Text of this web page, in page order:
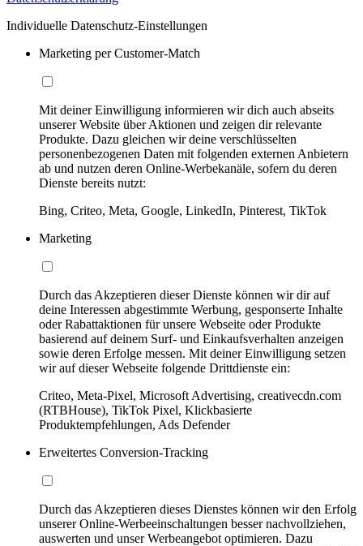
Individuelle Datenschutz-Einstellungen
Marketing per Customer-Match
Mit deiner Einwilligung informieren wir dich auch abseits
unserer Website über Aktionen und zeigen dir relevante
Produkte. Dazu gleichen wir deine verschlüsselten
personenbezogenen Daten mit folgenden externen Anbietern
ab und nutzen deren Online-Werbekanäle, sofern du deren
Dienste bereits nutzt:
Bing, Criteo, Meta, Google, LinkedIn, Pinterest, TikTok
Marketing
Durch das Akzeptieren dieser Dienste können wir dir auf
deine Interessen abgestimmte Werbung, gesponserte Inhalte
oder Rabattaktionen für unsere Webseite oder Produkte
basierend auf deinem Surf- und Einkaufsverhalten anzeigen
sowie deren Erfolge messen. Mit deiner Einwilligung setzen
wir auf dieser Webseite folgende Drittdienste ein:
Criteo, Meta-Pixel, Microsoft Advertising, creativecdn.com
(RTBHouse), TikTok Pixel, Klickbasierte
Produktempfehlungen, Ads Defender
Erweitertes Conversion-Tracking
Durch das Akzeptieren dieses Dienstes können wir den Erfolg
unserer Online-Werbeeinschaltungen besser nachvollziehen,
auswerten und unser Werbeangebot optimieren. Dazu